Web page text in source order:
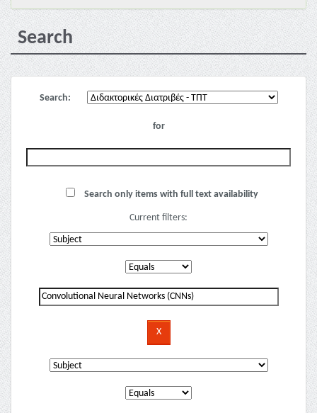
Search
Search:
for
Search only items with full text availability
Current filters: